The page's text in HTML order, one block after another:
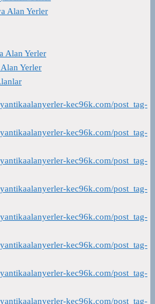
Alan Yerler
Alan Yerler
Yerler
kec96k.com/post_tag-
kec96k.com/post_tag-
kec96k.com/post_tag-
kec96k.com/post_tag-
kec96k.com/post_tag-
kec96k.com/post_tag-
kec96k.com/post_tag-
kec96k.com/post_tag-